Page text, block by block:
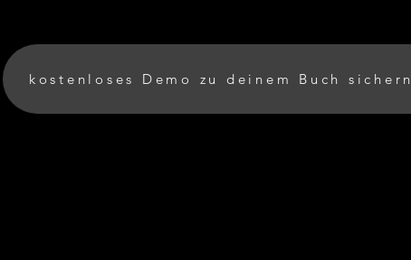
kostenloses Demo zu deinem Buch sichern